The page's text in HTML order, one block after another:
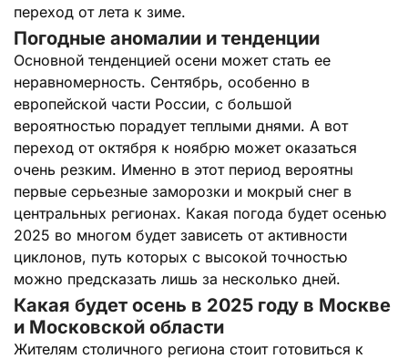
переход от лета к зиме.
Погодные аномалии и тенденции
Основной тенденцией осени может стать ее
неравномерность. Сентябрь, особенно в
европейской части России, с большой
вероятностью порадует теплыми днями. А вот
переход от октября к ноябрю может оказаться
очень резким. Именно в этот период вероятны
первые серьезные заморозки и мокрый снег в
центральных регионах. Какая погода будет осенью
2025 во многом будет зависеть от активности
циклонов, путь которых с высокой точностью
можно предсказать лишь за несколько дней.
Какая будет осень в 2025 году в Москве
и Московской области
Жителям столичного региона стоит готовиться к